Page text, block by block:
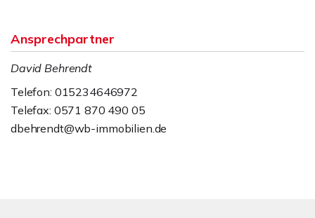
Ansprechpartner
David Behrendt
Telefon: 015234646972
Telefax: 0571 870 490 05
dbehrendt@wb-immobilien.de